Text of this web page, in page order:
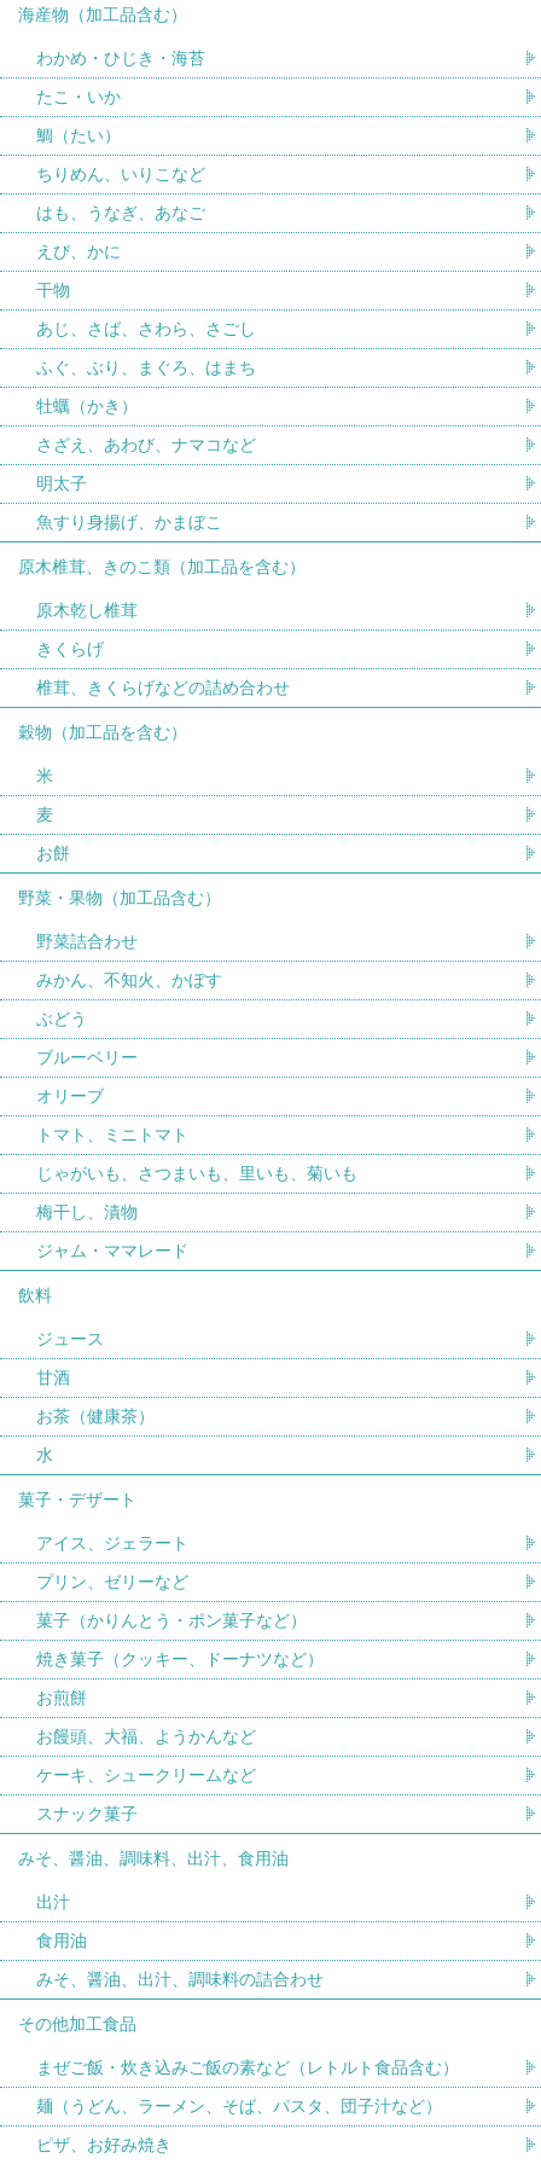
海産物（加工品含む）
わかめ・ひじき・海苔
たこ・いか
鯛（たい）
ちりめん、いりこなど
はも、うなぎ、あなご
えび、かに
干物
あじ、さば、さわら、さごし
ふぐ、ぶり、まぐろ、はまち
牡蠣（かき）
さざえ、あわび、ナマコなど
明太子
魚すり身揚げ、かまぼこ
原木椎茸、きのこ類（加工品を含む）
原木乾し椎茸
きくらげ
椎茸、きくらげなどの詰め合わせ
穀物（加工品を含む）
米
麦
お餅
野菜・果物（加工品含む）
野菜詰合わせ
みかん、不知火、かぼす
ぶどう
ブルーベリー
オリーブ
トマト、ミニトマト
じゃがいも、さつまいも、里いも、菊いも
梅干し、漬物
ジャム・ママレード
飲料
ジュース
甘酒
お茶（健康茶）
水
菓子・デザート
アイス、ジェラート
プリン、ゼリーなど
菓子（かりんとう・ポン菓子など）
焼き菓子（クッキー、ドーナツなど）
お煎餅
お饅頭、大福、ようかんなど
ケーキ、シュークリームなど
スナック菓子
みそ、醤油、調味料、出汁、食用油
出汁
食用油
みそ、醤油、出汁、調味料の詰合わせ
その他加工食品
まぜご飯・炊き込みご飯の素など（レトルト食品含む）
麺（うどん、ラーメン、そば、パスタ、団子汁など）
ピザ、お好み焼き